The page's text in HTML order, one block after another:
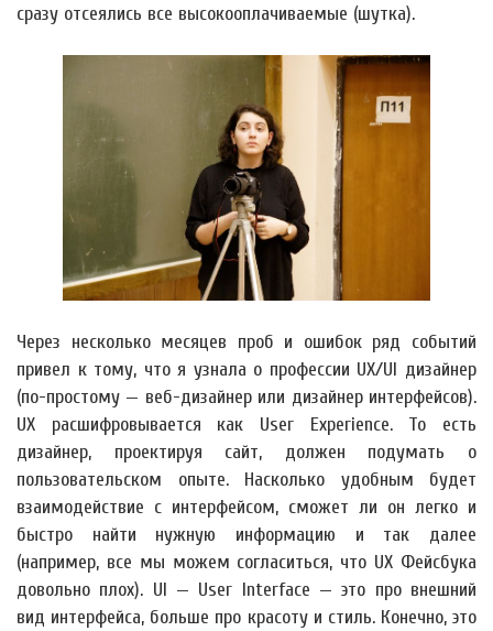
сразу отсеялись все высокооплачиваемые (шутка).
Через несколько месяцев проб и ошибок ряд событий
привел к тому, что я узнала о профессии UX/UI дизайнер
(по-простому — веб-дизайнер или дизайнер интерфейсов).
UX расшифровывается как User Experience. То есть
дизайнер, проектируя сайт, должен подумать о
пользовательском опыте. Насколько удобным будет
взаимодействие с интерфейсом, сможет ли он легко и
быстро найти нужную информацию и так далее
(например, все мы можем согласиться, что UX Фейсбука
довольно плох). UI — User Interface — это про внешний
вид интерфейса, больше про красоту и стиль. Конечно, это